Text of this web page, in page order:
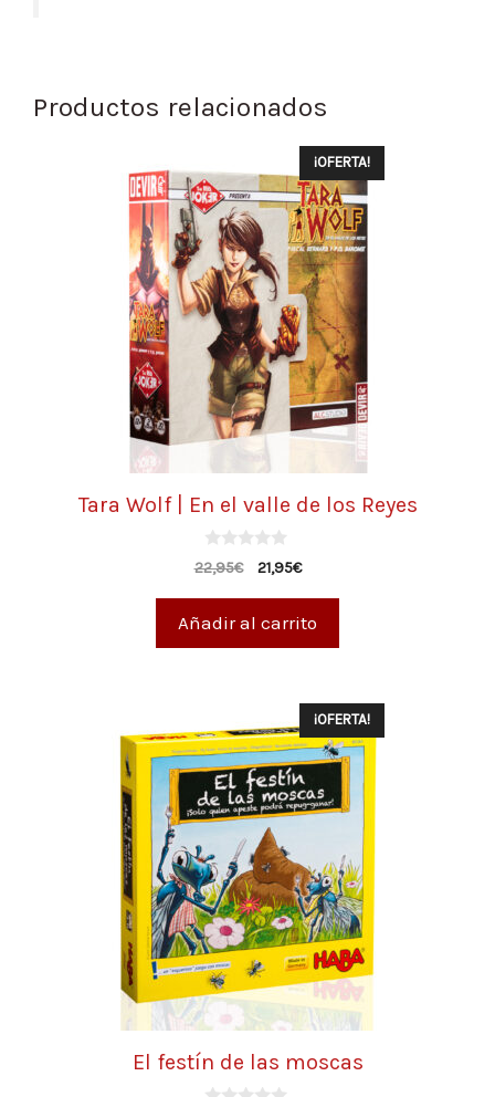
Productos relacionados
¡OFERTA!
Tara Wolf | En el valle de los Reyes
0
d
22,95€ 21,95€
Añadir al carrito
¡OFERTA!
El festín de las moscas